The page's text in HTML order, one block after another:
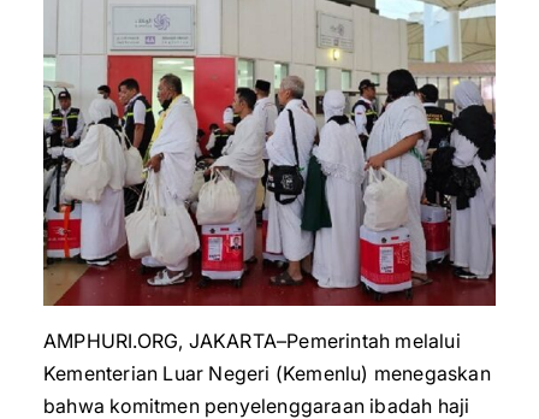
AMPHURI.ORG, JAKARTA–Pemerintah melalui
Kementerian Luar Negeri (Kemenlu) menegaskan
bahwa komitmen penyelenggaraan ibadah haji